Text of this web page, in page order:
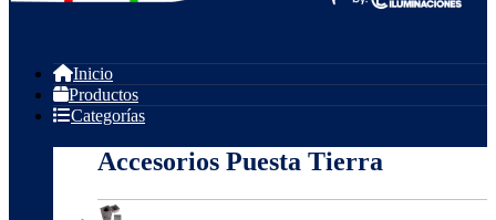
Inicio
Productos
Categorías
Accesorios Puesta Tierra